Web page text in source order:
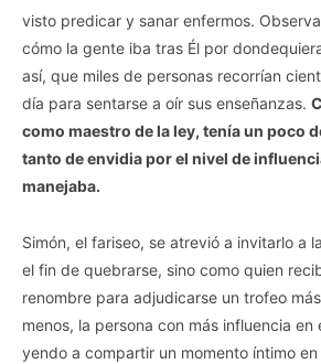
visto predicar y sanar enfermos.
cómo la gente iba tras Él por
así, que miles de personas recorrían
día para sentarse a oír sus enseñanzas.
como maestro de la ley, tenía un poco
tanto de envidia por el nivel de
manejaba.
Simón, el fariseo, se atrevió a invitarlo a
el fin de quebrarse, sino como quien
renombre para adjudicarse un trofeo
menos, la persona con más influencia en
yendo a compartir un momento íntimo en